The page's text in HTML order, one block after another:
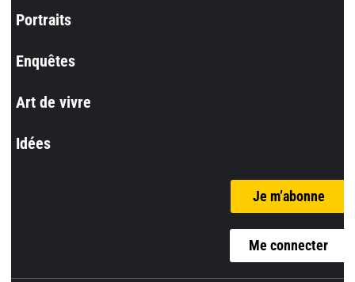
Portraits
Enquêtes
Art de vivre
Idées
Je m’abonne
Me connecter